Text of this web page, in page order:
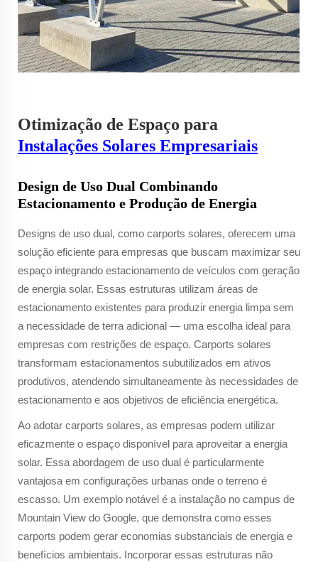
Otimização de Espaço para
Instalações Solares Empresariais
Design de Uso Dual Combinando
Estacionamento e Produção de Energia
Designs de uso dual, como carports solares, oferecem uma
solução eficiente para empresas que buscam maximizar seu
espaço integrando estacionamento de veículos com geração
de energia solar. Essas estruturas utilizam áreas de
estacionamento existentes para produzir energia limpa sem
a necessidade de terra adicional — uma escolha ideal para
empresas com restrições de espaço. Carports solares
transformam estacionamentos subutilizados em ativos
produtivos, atendendo simultaneamente às necessidades de
estacionamento e aos objetivos de eficiência energética.
Ao adotar carports solares, as empresas podem utilizar
eficazmente o espaço disponível para aproveitar a energia
solar. Essa abordagem de uso dual é particularmente
vantajosa em configurações urbanas onde o terreno é
escasso. Um exemplo notável é a instalação no campus de
Mountain View do Google, que demonstra como esses
carports podem gerar economias substanciais de energia e
benefícios ambientais. Incorporar essas estruturas não